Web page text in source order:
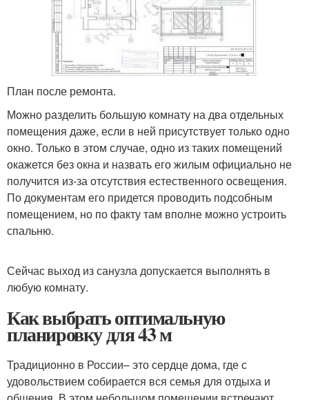
План после ремонта.
Можно разделить большую комнату на два отдельных
помещения даже, если в ней присутствует только одно
окно. Только в этом случае, одно из таких помещений
окажется без окна и назвать его жилым официально не
получится из-за отсутствия естественного освещения.
По документам его придется проводить подсобным
помещением, но по факту там вполне можно устроить
спальню.
Сейчас выход из санузла допускается выполнять в
любую комнату.
Как выбрать оптимальную
планировку для 43 м
Традиционно в России– это сердце дома, где с
удовольствием собирается вся семья для отдыха и